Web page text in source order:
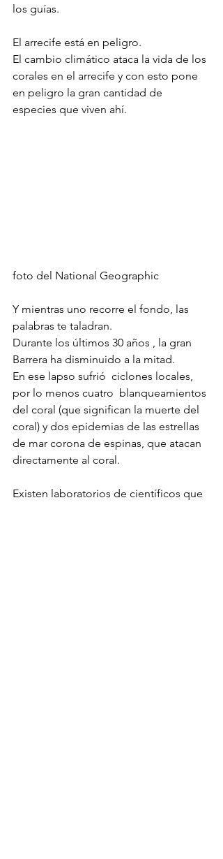
los guías.
El arrecife está en peligro.
El cambio climático ataca la vida de los
corales en el arrecife y con esto pone
en peligro la gran cantidad de
especies que viven ahí.
foto del National Geographic
Y mientras uno recorre el fondo, las
palabras te taladran.
Durante los últimos 30 años , la gran
Barrera ha disminuido a la mitad.
En ese lapso sufrió  ciclones locales,
por lo menos cuatro  blanqueamientos
del coral (que significan la muerte del
coral) y dos epidemias de las estrellas
de mar corona de espinas, que atacan
directamente al coral.
Existen laboratorios de científicos que